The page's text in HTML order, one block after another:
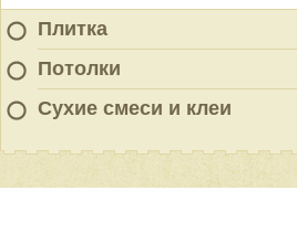
Плитка
Потолки
Сухие смеси и клеи